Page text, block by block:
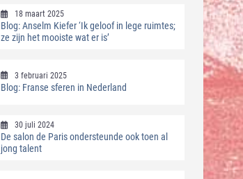
18 maart 2025
Blog: Anselm Kiefer ‘Ik geloof in lege ruimtes;
ze zijn het mooiste wat er is’
3 februari 2025
Blog: Franse sferen in Nederland
30 juli 2024
De salon de Paris ondersteunde ook toen al
jong talent